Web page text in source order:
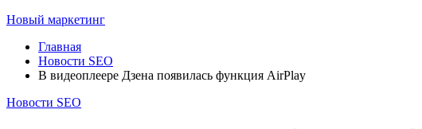
Новый маркетинг
Главная
Новости SEO
В видеоплеере Дзена появилась функция AirPlay
Новости SEO